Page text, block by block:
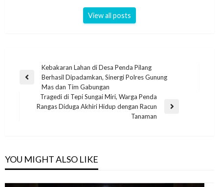
View all posts
Kebakaran Lahan di Desa Penda Pilang
Berhasil Dipadamkan, Sinergi Polres Gunung
Mas dan Tim Gabungan
Tragedi di Tepi Sungai Miri, Warga Penda
Rangas Diduga Akhiri Hidup dengan Racun
Tanaman
YOU MIGHT ALSO LIKE